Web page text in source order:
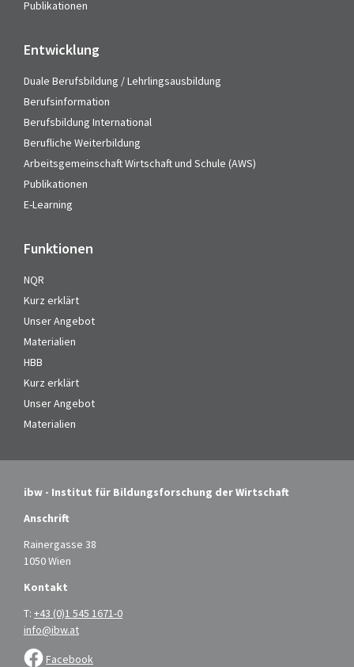
Publikationen
Entwicklung
Duale Berufsbildung / Lehrlingsausbildung
Berufsinformation
Berufsbildung International
Berufliche Weiterbildung
Arbeitsgemeinschaft Wirtschaft und Schule (AWS)
Publikationen
E-Learning
Funktionen
NQR
Kurz erklärt
Unser Angebot
Materialien
HBB
Kurz erklärt
Unser Angebot
Materialien
ibw - Institut für Bildungsforschung der Wirtschaft
Anschrift
Rainergasse 38
1050 Wien
Kontakt
T: +43 (0)1 545 1671-0
info@ibw.at
Facebook